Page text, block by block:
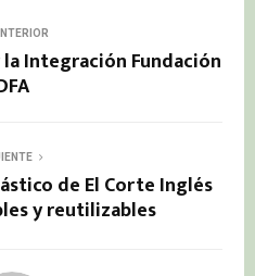
Integración Fundación
de El Corte Inglés
y reutilizables